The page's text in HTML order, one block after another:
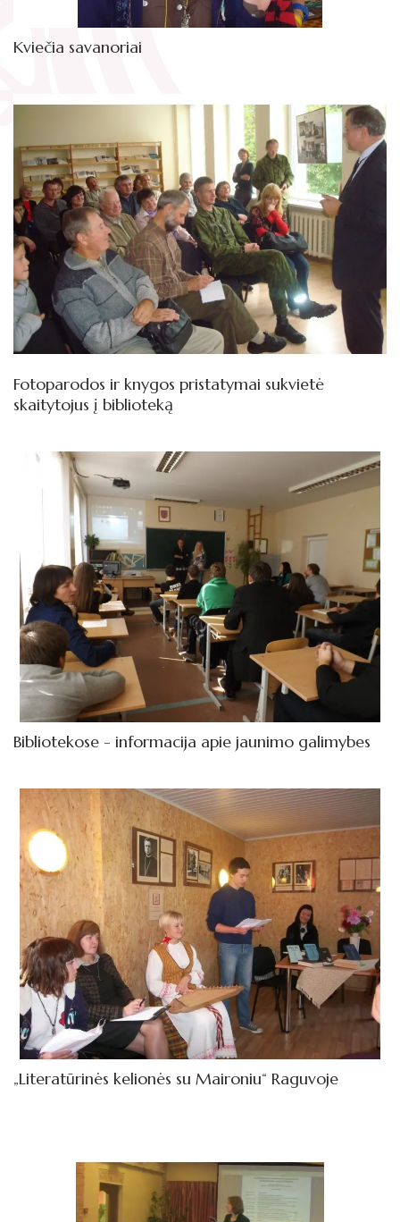
Gaunami periodiniai leidiniai
Tarpbibliotekinis abonementas
Klubai
Literatų klubas „Polėkis“
Gabrielės Petkevičaitės-Bitės literatūrinė
Bibliotekos 70-metis
Virtuali biblioteka
Kviečia savanoriai
Fotoparodos ir knygos pristatymai sukvietė
skaitytojus į biblioteką
Bibliotekose - informacija apie jaunimo galimybes
„Literatūrinės kelionės su Maironiu“ Raguvoje